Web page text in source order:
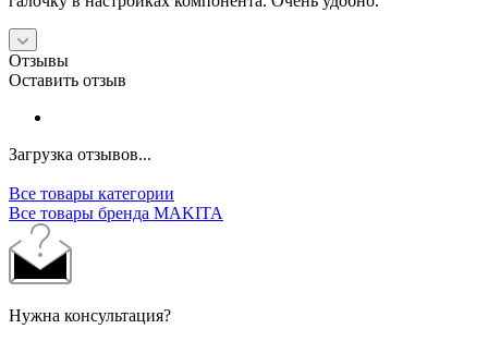
Отзывы
Оставить отзыв
Загрузка отзывов...
Все товары категории
Все товары бренда MAKITA
Нужна консультация?